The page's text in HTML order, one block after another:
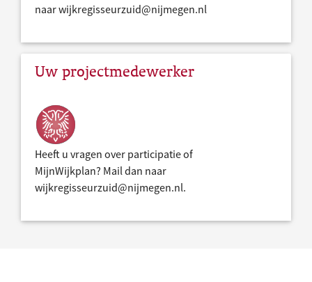
naar wijkregisseurzuid@nijmegen.nl
Uw projectmedewerker
Heeft u vragen over participatie of
MijnWijkplan? Mail dan naar
wijkregisseurzuid@nijmegen.nl.